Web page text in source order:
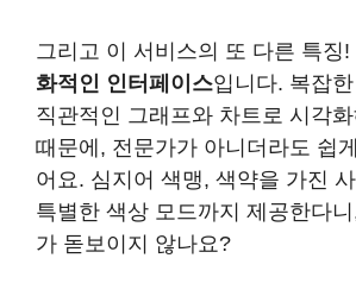
그리고 이 서비스의 또 다른 특징!
화적인 인터페이스입니다. 복잡
직관적인 그래프와 차트로 시각화
때문에, 전문가가 아니더라도 쉽
어요. 심지어 색맹, 색약을 가진
특별한 색상 모드까지 제공한다
가 돋보이지 않나요?